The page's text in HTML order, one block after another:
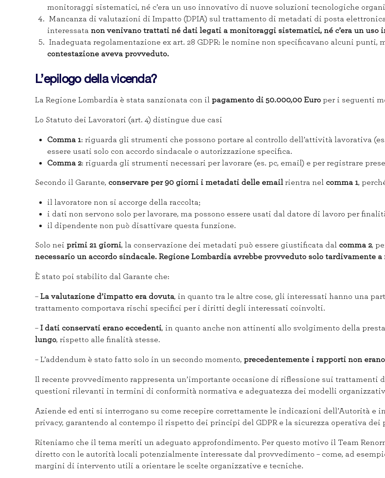
monitoraggi sistematici, né c’era un uso innovativo di nuove soluzioni tecnologiche
Mancanza di valutazioni di Impatto (DPIA) sul trattamento di metadati di posta
interessata non venivano trattati né dati legati a monitoraggi sistematici, né c’era un
Inadeguata regolamentazione ex art. 28 GDPR: le nomine non specificavano alcuni punti,
contestazione aveva provveduto.
L’epilogo della vicenda?
La Regione Lombardia è stata sanzionata con il pagamento di 50.000,00 Euro per i seguenti
Lo Statuto dei Lavoratori (art. 4) distingue due casi
Comma 1: riguarda gli strumenti che possono portare al controllo dell’attività lavorativa
essere usati solo con accordo sindacale o autorizzazione specifica.
Comma 2: riguarda gli strumenti necessari per lavorare (es. pc, email) e per registrare
Secondo il Garante, conservare per 90 giorni i metadati delle email rientra nel comma 1,
il lavoratore non si accorge della raccolta;
i dati non servono solo per lavorare, ma possono essere usati dal datore di lavoro per
il dipendente non può disattivare questa funzione.
Solo nei primi 21 giorni, la conservazione dei metadati può essere giustificata dal comma 2,
necessario un accordo sindacale. Regione Lombardia avrebbe provveduto solo tardivamente
È stato poi stabilito dal Garante che:
– La valutazione d’impatto era dovuta, in quanto tra le altre cose, gli interessati hanno una
trattamento comportava rischi specifici per i diritti degli interessati coinvolti.
– I dati conservati erano eccedenti, in quanto anche non attinenti allo svolgimento della
lungo, rispetto alle finalità stesse.
– L’addendum è stato fatto solo in un secondo momento, precedentemente i rapporti non
Il recente provvedimento rappresenta un’importante occasione di riflessione sui trattamenti
questioni rilevanti in termini di conformità normativa e adeguatezza dei modelli
Aziende ed enti si interrogano su come recepire correttamente le indicazioni dell’Autorità e
privacy, garantendo al contempo il rispetto dei principi del GDPR e la sicurezza operativa dei
Riteniamo che il tema meriti un adeguato approfondimento. Per questo motivo il Team
diretto con le autorità locali potenzialmente interessate dal provvedimento – come, ad
margini di intervento utili a orientare le scelte organizzative e tecniche.